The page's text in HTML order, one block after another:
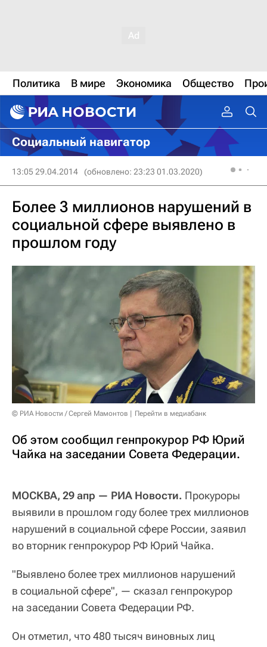
Политика В мире Экономика Общество
Социальный навигатор
13:05 29.04.2014 (обновлено: 23:23 01.03.2020)
Более 3 миллионов нарушений в
социальной сфере выявлено в
прошлом году
© РИА Новости / Сергей Мамонтов Перейти в медиабанк
Об этом сообщил генпрокурор РФ Юрий
Чайка на заседании Совета Федерации.
МОСКВА, 29 апр — РИА Новости. Прокуроры
выявили в прошлом году более трех миллионов
нарушений в социальной сфере России, заявил
во вторник генпрокурор РФ Юрий Чайка.
"Выявлено более трех миллионов нарушений
в социальной сфере", — сказал генпрокурор
на заседании Совета Федерации РФ.
Он отметил, что 480 тысяч виновных лиц